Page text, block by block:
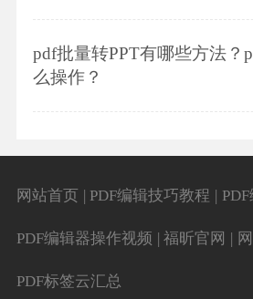
pdf批量转PPT有哪些方法？
么操作？
网站首页 | PDF编辑技巧教程 |
PDF编辑器操作视频 | 福昕官网 |
PDF标签云汇总